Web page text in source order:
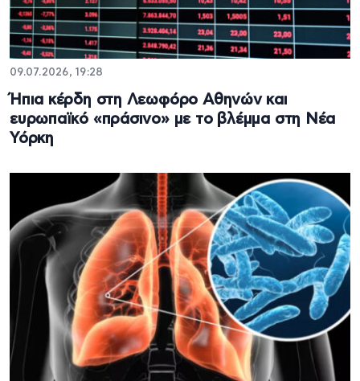
09.07.2026, 19:28
Ήπια κέρδη στη Λεωφόρο Αθηνών και
ευρωπαϊκό «πράσινο» με το βλέμμα στη Νέα
Υόρκη